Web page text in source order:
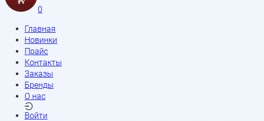
0
Главная
Новинки
Прайс
Контакты
Заказы
Бренды
О нас
Войти